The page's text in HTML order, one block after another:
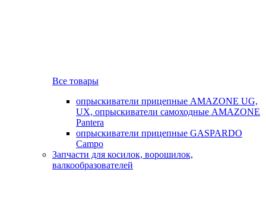
Все товары
опрыскиватели прицепные AMAZONE UG,
UX, опрыскиватели самоходные AMAZONE
Pantera
опрыскиватели прицепные GASPARDO
Campo
Запчасти для косилок, ворошилок,
валкообразователей